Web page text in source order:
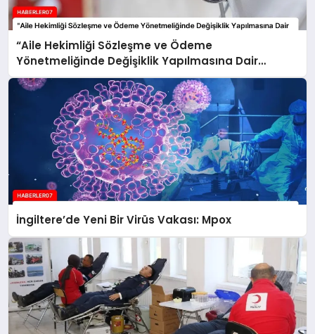
“Aile Hekimliği Sözleşme ve Ödeme
Yönetmeliğinde Değişiklik Yapılmasına Dair
Yönetmelik” Resmi Gazete’de Yayımlandı
İngiltere’de Yeni Bir Virüs Vakası: Mpox